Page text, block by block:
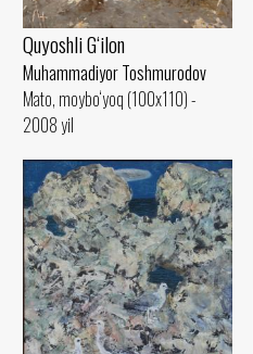
Quyoshli G‘ilon
Muhammadiyor Toshmurodov
Mato, moybo‘yoq (100x110) -
2008 yil